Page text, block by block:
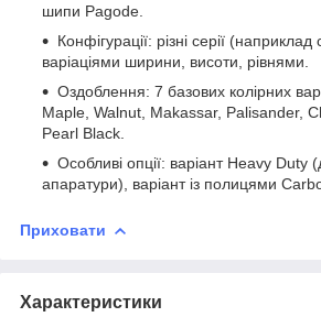
шипи Pagode.
Конфігурації: різні серії (наприклад
варіаціями ширини, висоти, рівнями.
Оздоблення: 7 базових колірних
Maple, Walnut, Makassar, Palisander,
Pearl Black.
Особливі опції: варіант Heavy Duty
апаратури), варіант із полицями
Приховати
Характеристики